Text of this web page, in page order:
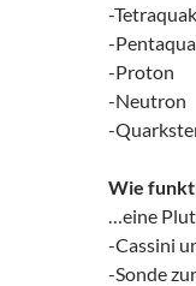
-
-
-Proton
-Neutron
-
Wie
…eine
-Cassini
-Sonde